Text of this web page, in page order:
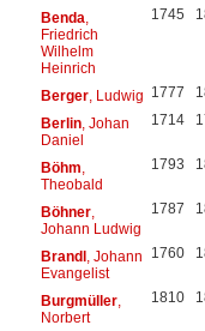
Benda
Friedrich
Wilhelm
Heinrich
1745
Berger, Ludwig 1777
Berlin, Johan
Daniel
1714
Böhm
Theobald
1793
Böhner,
Johann Ludwig
1787
Brandl, Johann
Evangelist
1760
Burgmüller,
Norbert
1810